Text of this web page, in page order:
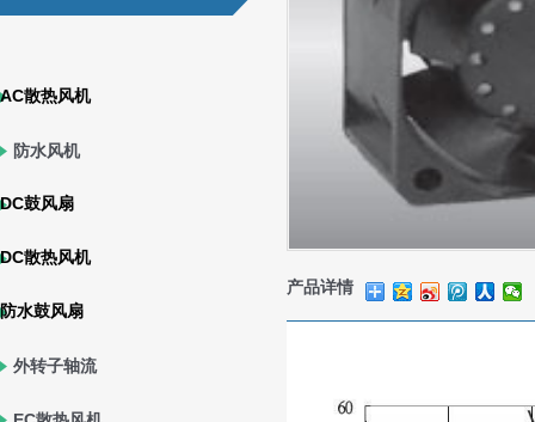
AC散热风机
防水风机
DC鼓风扇
DC散热风机
防水鼓风扇
外转子轴流
产品详情